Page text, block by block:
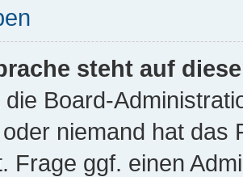
steht auf
die Board-
niemand hat das
Frage ggf. einen